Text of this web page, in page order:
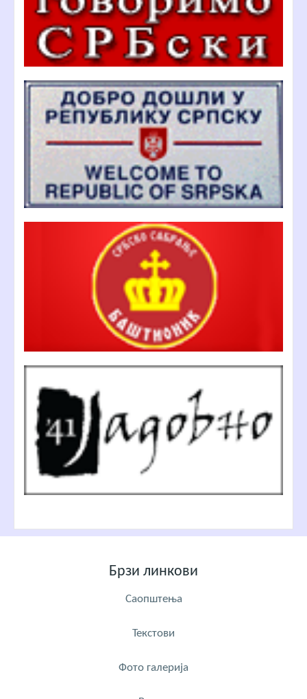
Брзи линкови
Саопштења
Текстови
Фото галерија